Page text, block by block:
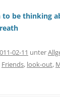
to be thinking
02-11 unter
Friends, look-out,